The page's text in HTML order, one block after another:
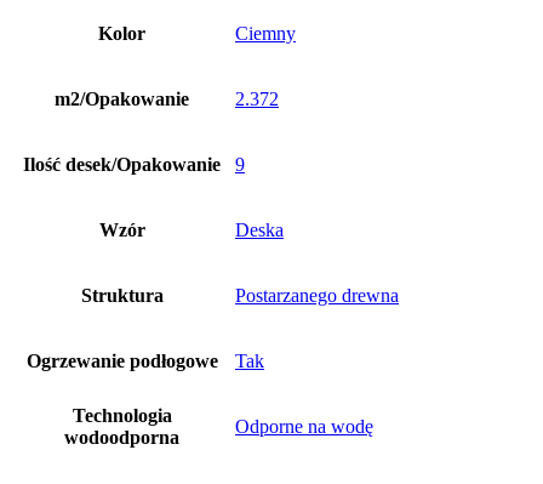
Kolor Ciemny
m2/Opakowanie 2.372
Ilość desek/Opakowanie 9
Wzór Deska
Struktura Postarzanego drewna
Ogrzewanie podłogowe Tak
Technologia
wodoodporna
Odporne na wodę